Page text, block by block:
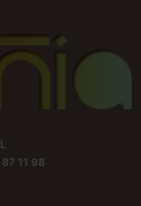
11 98